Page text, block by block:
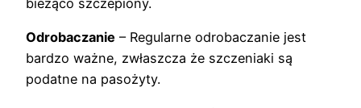
bieżąco szczepiony.
Odrobaczanie – Regularne odrobaczanie jest
bardzo ważne, zwłaszcza że szczeniaki są
podatne na pasożyty.